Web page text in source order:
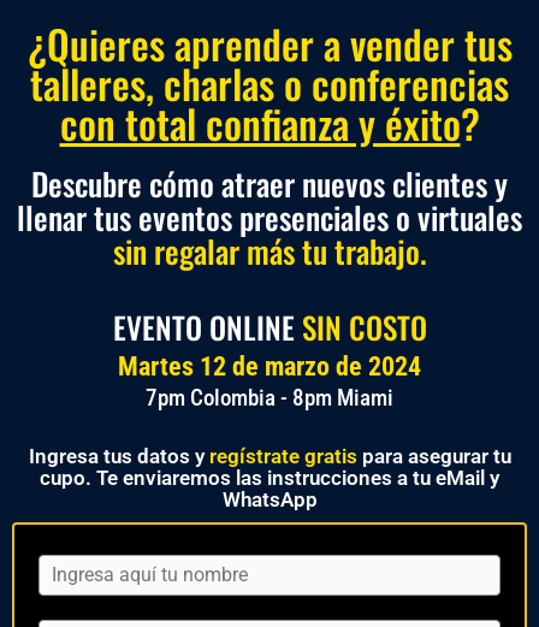
¿Quieres aprender a vender tus
talleres, charlas o conferencias
con total confianza y éxito?
Descubre cómo atraer nuevos clientes y
llenar tus eventos presenciales o virtuales
sin regalar más tu trabajo.
EVENTO ONLINE SIN COSTO
Martes 12 de marzo de 2024
7pm Colombia - 8pm Miami
Ingresa tus datos y regístrate gratis para asegurar tu
cupo. Te enviaremos las instrucciones a tu eMail y
WhatsApp